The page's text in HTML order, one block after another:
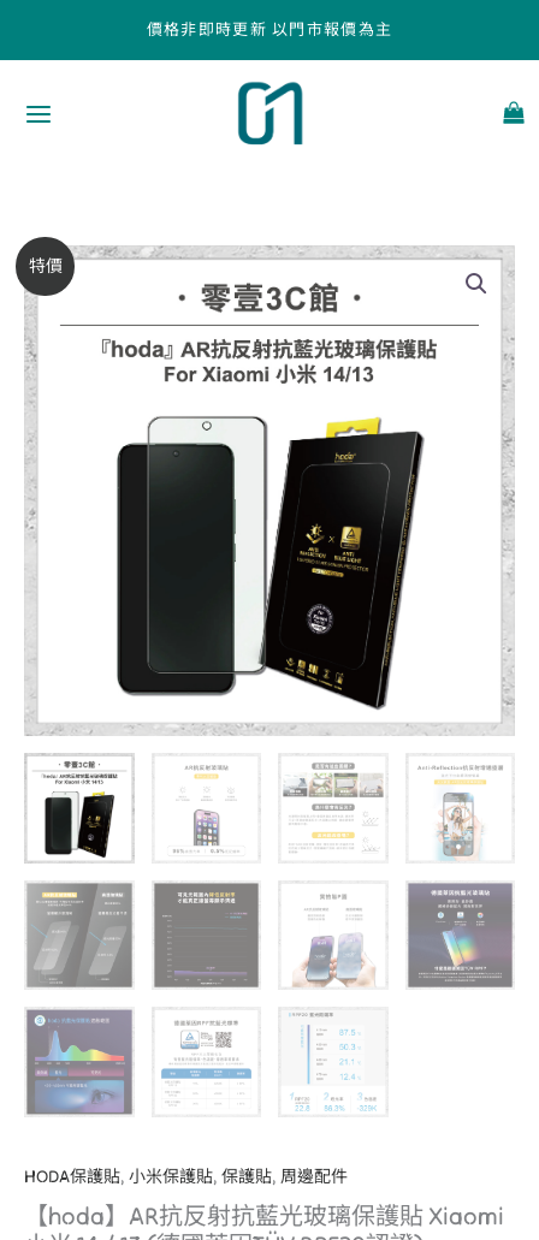
價格非即時更新 以門市報價為主
特價
HODA保護貼, 小米保護貼, 保護貼, 周邊配件
【hoda】AR抗反射抗藍光玻璃保護貼 Xiaomi
原
始
格：
目
前
價
格：
NT$1,010。
【hoda】
AR
抗
反
射
藍
光
玻
璃
Xiaomi
小
米
14
(德
國
TÜV
RPF20
證)